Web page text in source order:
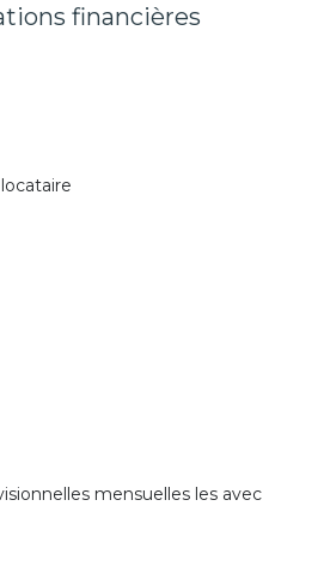
financières
mensuelles les avec